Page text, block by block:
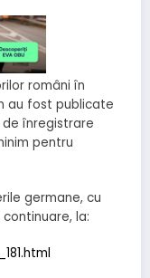
români în
au fost publicate
înregistrare
pentru
germane, cu
la: